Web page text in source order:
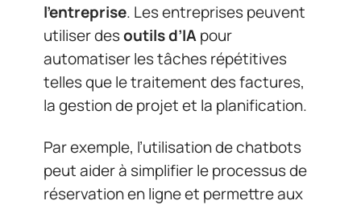
l’entreprise. Les entreprises peuvent
utiliser desoutils d’IApour
automatiser les tâches répétitives
telles que le traitement des factures,
la gestion de projet et la planification.
Par exemple, l’utilisation de chatbots
peut aider à simplifier le processus de
réservation en ligne et permettre aux